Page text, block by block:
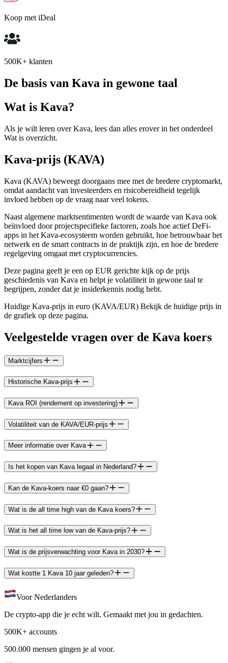
Koop met iDeal
500K+ klanten
De basis van Kava in gewone taal
Wat is Kava?
Als je wilt leren over Kava, lees dan alles erover in het onderdeel
Wat is overzicht.
Kava-prijs (KAVA)
Kava (KAVA) beweegt doorgaans mee met de bredere cryptomarkt,
omdat aandacht van investeerders en risicobereidheid tegelijk
invloed hebben op de vraag naar veel tokens.
Naast algemene marktsentimenten wordt de waarde van Kava ook
beïnvloed door projectspecifieke factoren, zoals hoe actief DeFi-
apps in het Kava-ecosysteem worden gebruikt, hoe betrouwbaar het
netwerk en de smart contracts in de praktijk zijn, en hoe de bredere
regelgeving omgaat met cryptocurrencies.
Deze pagina geeft je een op EUR gerichte kijk op de prijs
geschiedenis van Kava en helpt je volatiliteit in gewone taal te
begrijpen, zonder dat je insiderkennis nodig hebt.
Huidige Kava-prijs in euro (KAVA/EUR) Bekijk de huidige prijs in
de grafiek op deze pagina.
Veelgestelde vragen over de Kava koers
Marktcijfers
Historische Kava-prijs
Kava ROI (rendement op investering)
Volatiliteit van de KAVA/EUR-prijs
Meer informatie over Kava
Is het kopen van Kava legaal in Nederland?
Kan de Kava-koers naar €0 gaan?
Wat is de all time high van de Kava koers?
Wat is het all time low van de Kava-prijs?
Wat is de prijsverwachting voor Kava in 2030?
Wat kostte 1 Kava 10 jaar geleden?
Voor Nederlanders
De crypto-app die je echt wilt. Gemaakt met jou in gedachten.
500K+ accounts
500.000 mensen gingen je al voor.